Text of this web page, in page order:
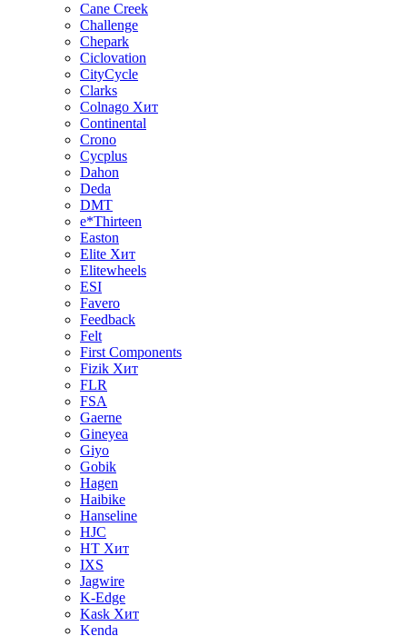
Cane Creek
Challenge
Chepark
Ciclovation
CityCycle
Clarks
Colnago Хит
Continental
Crono
Cycplus
Dahon
Deda
DMT
e*Thirteen
Easton
Elite Хит
Elitewheels
ESI
Favero
Feedback
Felt
First Components
Fizik Хит
FLR
FSA
Gaerne
Gineyea
Giyo
Gobik
Hagen
Haibike
Hanseline
HJC
HT Хит
IXS
Jagwire
K-Edge
Kask Хит
Kenda